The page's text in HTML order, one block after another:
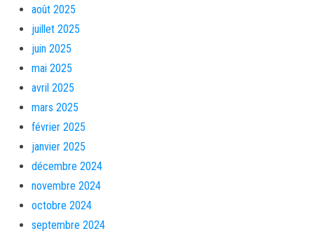
août 2025
juillet 2025
juin 2025
mai 2025
avril 2025
mars 2025
février 2025
janvier 2025
décembre 2024
novembre 2024
octobre 2024
septembre 2024